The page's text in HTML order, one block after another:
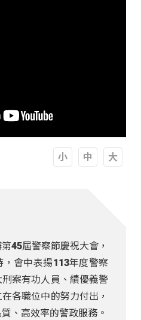
45屆警察節慶祝大會，
會中表揚113年度警察
案有功人員、績優義警
各職位中的努力付出，
、高效率的警政服務。